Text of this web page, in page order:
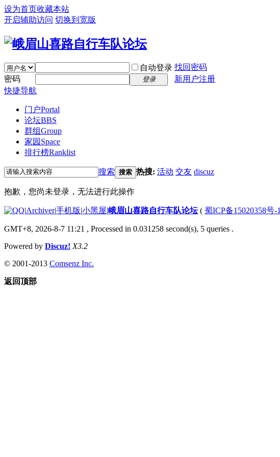
设为首页收藏本站
开启辅助访问 切换到宽版
自动登录 找回密码
密码
登录
新用户注册
快捷导航
门户Portal
论坛BBS
群组Group
家园 Space
排行榜Ranklist
搜索 搜索 热搜: 活动 交友 discuz
抱歉，您尚未登录，无法进行此操作
|Archiver|手机版|小黑屋|峨眉山喜路自行车队论坛( 蜀ICP备15020358号-1
GMT+8, 2026-8-7 11:21 , Processed in 0.031258 second(s), 5 queries .
Powered by Discuz! X3.2
© 2001-2013 Comsenz Inc.
返回顶部